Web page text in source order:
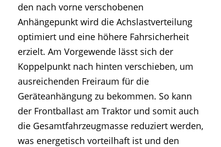
den nach vorne verschobenen
Anhängepunkt wird die Achslastverteilung
optimiert und eine höhere Fahrsicherheit
erzielt. Am Vorgewende lässt sich der
Koppelpunkt nach hinten verschieben, um
ausreichenden Freiraum für die
Geräteanhängung zu bekommen. So kann
der Frontballast am Traktor und somit auch
die Gesamtfahrzeugmasse reduziert werden,
was energetisch vorteilhaft ist und den